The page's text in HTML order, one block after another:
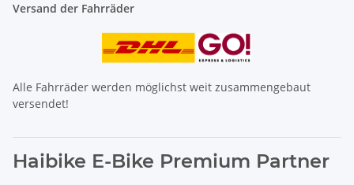
Versand der Fahrräder
Alle Fahrräder werden möglichst weit zusammengebaut
versendet!
Haibike E-Bike Premium Partner